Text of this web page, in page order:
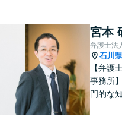
「交通
弁護士
金の大
ケース
談可】
宮本
弁護士法
石川県
【弁護
事務所
門的な